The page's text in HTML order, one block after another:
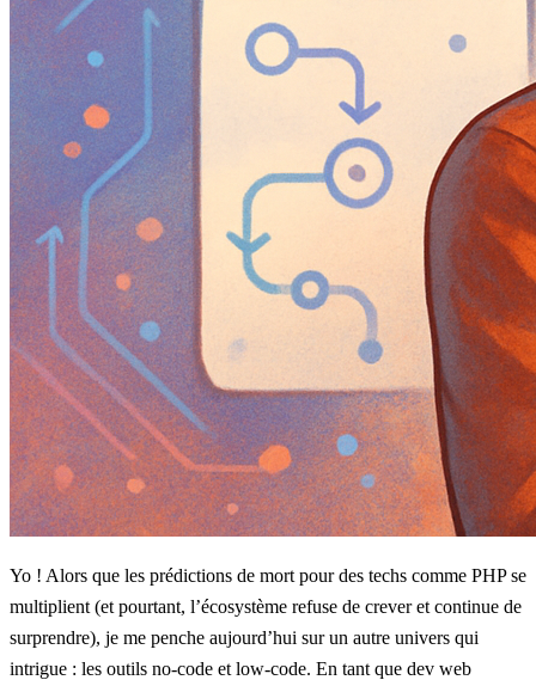
Yo ! Alors que les prédictions de mort pour des techs comme PHP se
multiplient (et pourtant, l’écosystème refuse de crever et continue de
surprendre), je me penche aujourd’hui sur un autre univers qui
intrigue : les outils no-code et low-code. En tant que dev web